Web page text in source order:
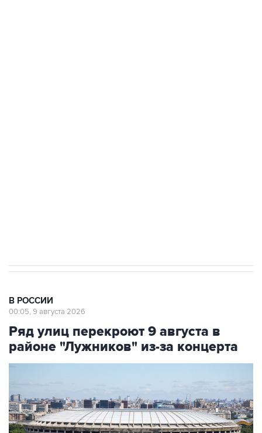
В РОССИИ
00:05, 9 августа 2026
Ряд улиц перекроют 9 августа в
районе "Лужников" из-за концерта